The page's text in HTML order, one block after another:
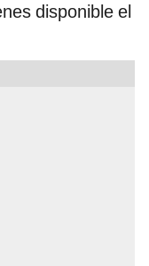
disponible el